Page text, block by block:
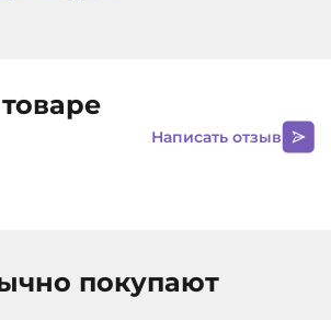
Написать отзыв
покупают